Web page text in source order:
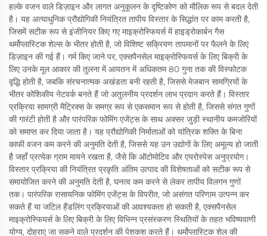
हल्के वजन वाले डिज़ाइन और लागत अनुकूलन के दृष्टिकोण को मौलिक रूप से बदल देती
है। यह अत्याधुनिक प्रौद्योगिकी नियंत्रित तापीय विस्तार के सिद्धांत पर काम करती है,
जिसमें सटीक रूप से इंजीनियर किए गए माइक्रोस्फियर्स में हाइड्रोकार्बन गैस
थर्मोप्लास्टिक शेल्स के भीतर होती है, जो विशिष्ट सक्रियण तापमानों पर फैलने के लिए
डिज़ाइन की गई हैं। गर्म किए जाने पर, एक्सपैनसेल माइक्रोस्फियर्स के लिए बिक्री के
लिए उनके मूल आकार की तुलना में आयतन में अधिकतम 80 गुना तक की विस्फोटक
वृद्धि होती है, जबकि संरचनात्मक अखंडता बनी रहती है, जिससे मेजबान सामग्रियों के
भीतर कोशिकीय नेटवर्क बनते हैं जो अतुलनीय प्रदर्शन लाभ प्रदान करते हैं। विस्तार
प्रक्रिया सामग्री मैट्रिक्स के समग्र रूप से एकसमान रूप से होती है, जिससे संगत गुणों
की गारंटी होती है और पारंपरिक फोमिंग एजेंट्स के साथ अक्सर जुड़ी स्थानीय कमजोरियों
को समाप्त कर दिया जाता है। यह प्रौद्योगिकी निर्माताओं को यांत्रिक शक्ति के बिना
काफी वजन कम करने की अनुमति देती है, जिससे यह उन उद्योगों के लिए अमूल्य हो जाती
है जहाँ प्रत्येक ग्राम मायने रखता है, जैसे कि ऑटोमोटिव और एयरोस्पेस अनुप्रयोग।
विस्तार प्रक्रिया की नियंत्रित प्रकृति अंतिम उत्पाद की विशेषताओं को सटीक रूप से
समायोजित करने की अनुमति देती है, घनत्व कम करने से लेकर तापीय विलगन गुणों
तक। पारंपरिक रासायनिक फोमिंग एजेंट्स के विपरीत, जो असंगत परिणाम उत्पन्न कर
सकते हैं या जटिल हैंडलिंग प्रक्रियाओं की आवश्यकता हो सकती है, एक्सपैनसेल
माइक्रोस्फियर्स के लिए बिक्री के लिए विभिन्न प्रसंस्करण स्थितियों के तहत भविष्यवाणी
योग्य, दोहराए जा सकने वाले प्रदर्शन की पेशकश करते हैं। थर्मोप्लास्टिक शेल की